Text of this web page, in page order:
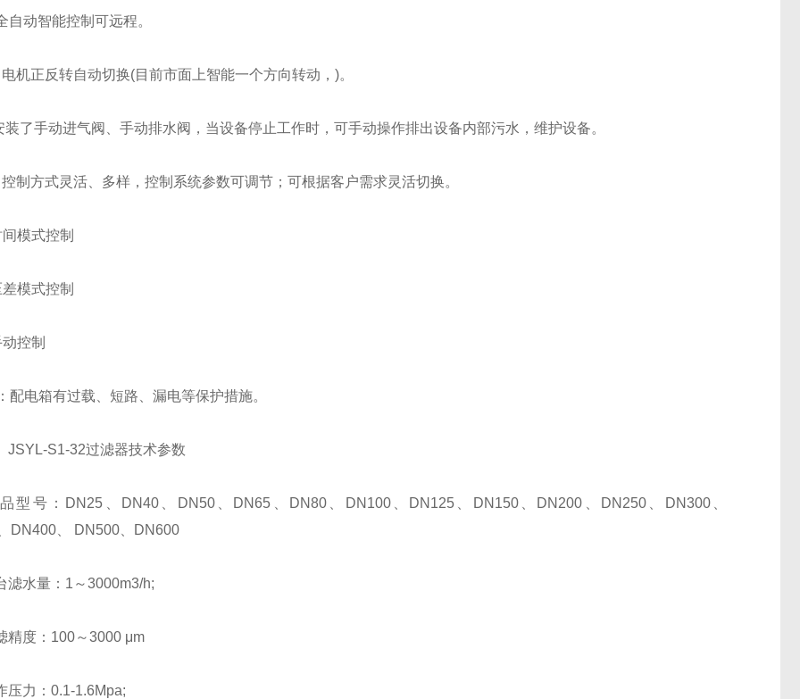
动智能控制可远程。
正反转自动切换(目前市面上智能一个方向转动，)。
手动进气阀、手动排水阀，当设备停止工作时，可手动操作排出设备内部污水，维护设备。
方式灵活、多样，控制系统参数可调节；可根据客户需求灵活切换。
式控制
式控制
控制
电箱有过载、短路、漏电等保护措施。
S1-32过滤器技术参数
号：DN25、DN40、DN50、DN65、DN80、DN100、DN125、DN150、DN200、DN250、DN300、
DN400、 DN500、DN600
水量：1～3000m3/h;
度：100～3000 μm
力：0.1-1.6Mpa;